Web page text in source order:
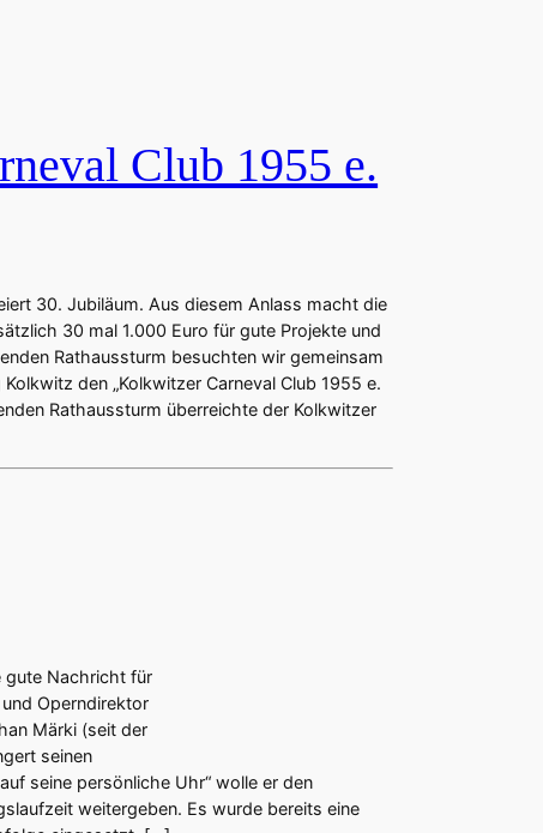
Club 1955 e.
30. Jubiläum. Aus diesem Anlass macht die
30 mal 1.000 Euro für gute Projekte und
Rathaussturm besuchten wir gemeinsam
den „Kolkwitzer Carneval Club 1955 e.
Rathaussturm überreichte der Kolkwitzer
gute Nachricht für
Operndirektor
Märki (seit der
seinen
seine persönliche Uhr“ wolle er den
weitergeben. Es wurde bereits eine